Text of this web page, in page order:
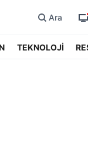
Ara
TEKNOLOJİ